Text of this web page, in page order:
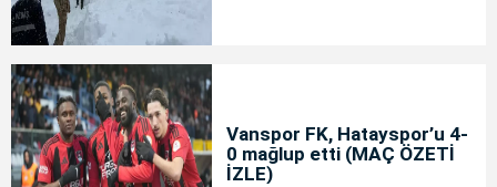
Vanspor FK, Hatayspor’u 4-
0 mağlup etti (MAÇ ÖZETİ
İZLE)